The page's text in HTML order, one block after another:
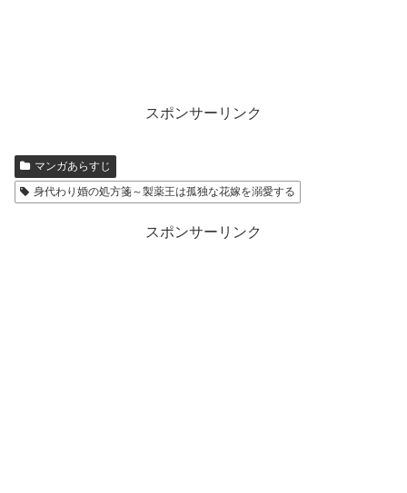
スポンサーリンク
マンガあらすじ
身代わり婚の処方箋～製薬王は孤独な花嫁を溺愛する
スポンサーリンク